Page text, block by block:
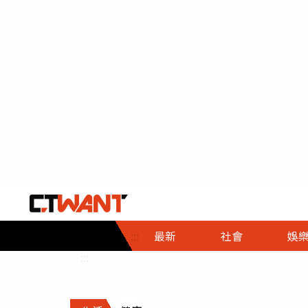
::: 最新 社會
社會首頁
時事
調查
娛樂
娛樂首頁
即時
財經首頁
熱線
政